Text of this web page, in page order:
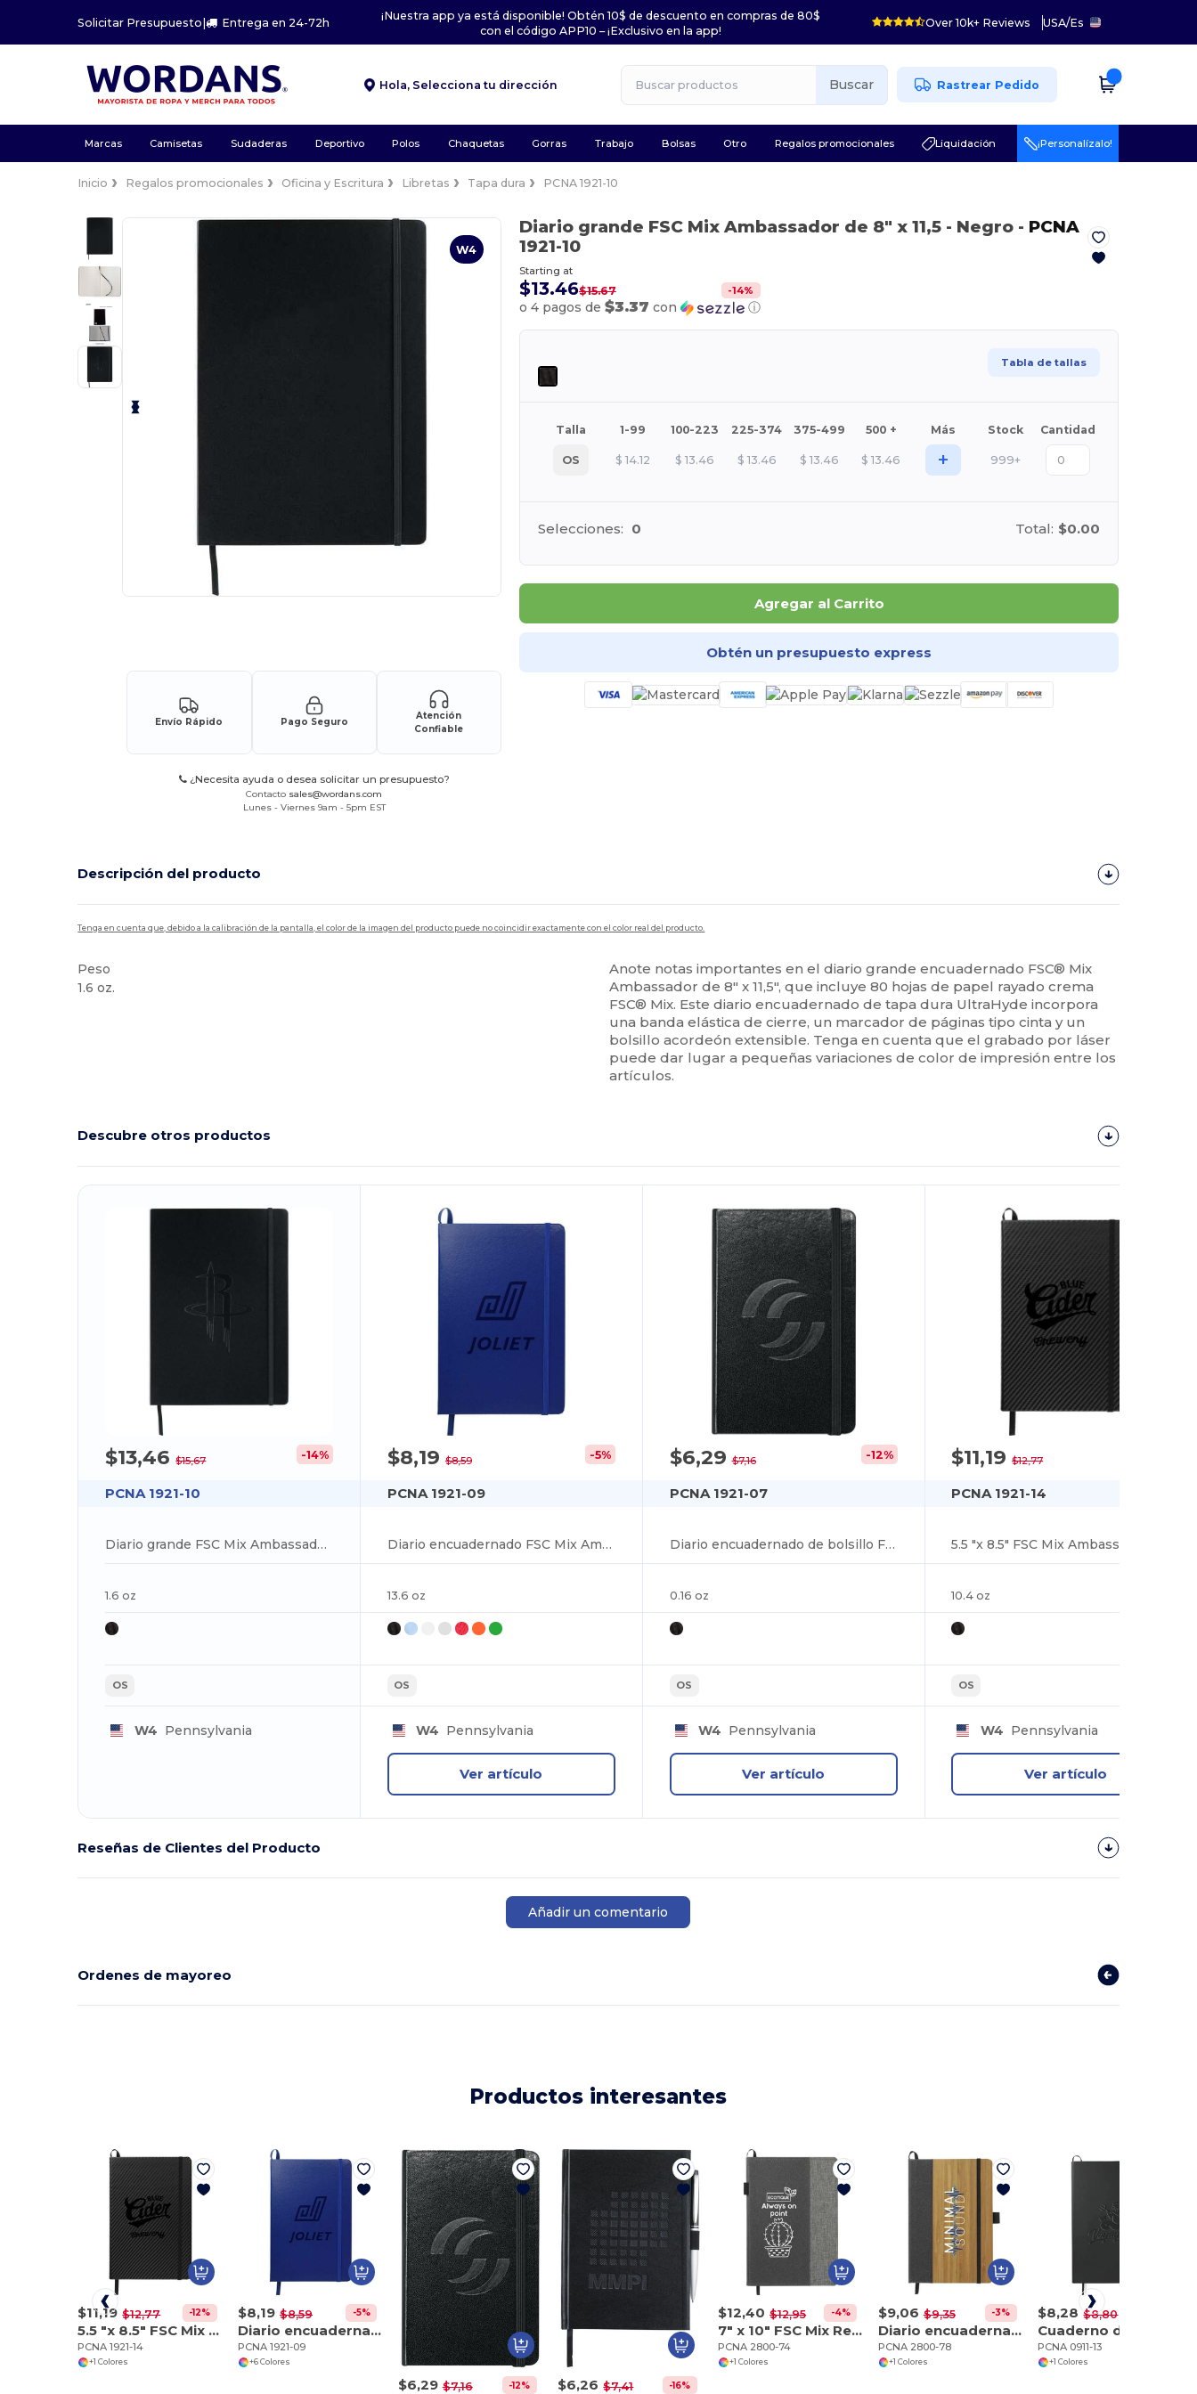
Solicitar Presupuesto| Entrega en 24-72h
¡Nuestra app ya está disponible! Obtén 10$ de descuento en compras de 80$
con el código APP10 – ¡Exclusivo en la app!
Over 10k+ Reviews USA/Es
Hola, Selecciona tu dirección Buscar Rastrear Pedido
Marcas Camisetas Sudaderas Deportivo Polos Chaquetas Gorras Trabajo Bolsas Otro Regalos promocionales Liquidación ¡Personalízalo!
Inicio Regalos promocionales Oficina y Escritura Libretas Tapa dura PCNA 1921-10
W4
Envío Rápido Pago Seguro
Atención
Confiable
¿Necesita ayuda o desea solicitar un presupuesto?
Contacto sales@wordans.com
Lunes - Viernes 9am - 5pm EST
Diario grande FSC Mix Ambassador de 8" x 11,5 - Negro- PCNA
1921-10
Starting at
$13.46$15.67 -14%
o 4 pagos de $3.37 con ⓘ
Tabla de tallas
Talla 1-99 100-223 225-374 375-499 500 + Más Stock Cantidad
OS $ 14.12 $ 13.46 $ 13.46 $ 13.46 $ 13.46 + 999+
Selecciones: 0 Total: $0.00
Agregar al Carrito
Obtén un presupuesto express
Descripción del producto
Tenga en cuenta que, debido a la calibración de la pantalla, el color de la imagen del producto puede no coincidir exactamente con el color real del producto.
Peso
1.6 oz.
Anote notas importantes en el diario grande encuadernado FSC® Mix
Ambassador de 8" x 11,5", que incluye 80 hojas de papel rayado crema
FSC® Mix. Este diario encuadernado de tapa dura UltraHyde incorpora
una banda elástica de cierre, un marcador de páginas tipo cinta y un
bolsillo acordeón extensible. Tenga en cuenta que el grabado por láser
puede dar lugar a pequeñas variaciones de color de impresión entre los
artículos.
Descubre otros productos
$13,46$15,67 -14%
PCNA 1921-10
Diario grande FSC Mix Ambassador de 8" x 11,5
1.6 oz
OS
W4 Pennsylvania
$8,19 $8,59 -5%
PCNA 1921-09
Diario encuadernado FSC Mix Ambassador de 5,5" x 8,5
13.6 oz
OS
W4 Pennsylvania
Ver artículo
$6,29$7,16 -12%
PCNA 1921-07
Diario encuadernado de bolsillo FSC Mix Ambassador de 3,5 x 5 pulgadas
0.16 oz
OS
W4 Pennsylvania
Ver artículo
$11,19$12,77
PCNA 1921-14
10.4 oz
OS
W4 Pennsylvania
Ver artículo
Reseñas de Clientes del Producto
Añadir un comentario
Ordenes de mayoreo
Productos interesantes
$11,19 $12,77 -12%
5.5 "x 8.5" FSC Mix Ambassador Carbon Fiber Journa
PCNA 1921-14
+1 Colores
$8,19 $8,59 -5%
Diario encuadernado FSC Mix Ambassador de 5,5" x 8,5
PCNA 1921-09
+6 Colores
$6,29 $7,16 -12% $6,26 $7,41 -16%
$12,40 $12,95 -4%
7" x 10" FSC Mix Reclaim RPET Diario rellenable
PCNA 2800-74
+1 Colores
$9,06 $9,35 -3%
Diario encuadernado de bambú FSC Mix de 5,5 x 8,5 pulgadas
PCNA 2800-78
+1 Colores
$8,28 $8,80
PCNA 0911-13
+1 Colores